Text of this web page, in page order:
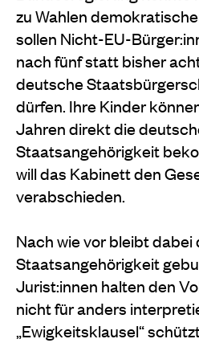
zu Wahlen
sollen Nicht-EU-
nach fünf statt bisher
deutsche
dürfen. Ihre Kinder
Jahren direkt die
Staatsangehörigkeit
will das Kabinett den
verabschieden.
Nach wie vor bleibt
Staatsangehörigkeit
Jurist:innen halten den
nicht für anders
„Ewigkeitsklausel“